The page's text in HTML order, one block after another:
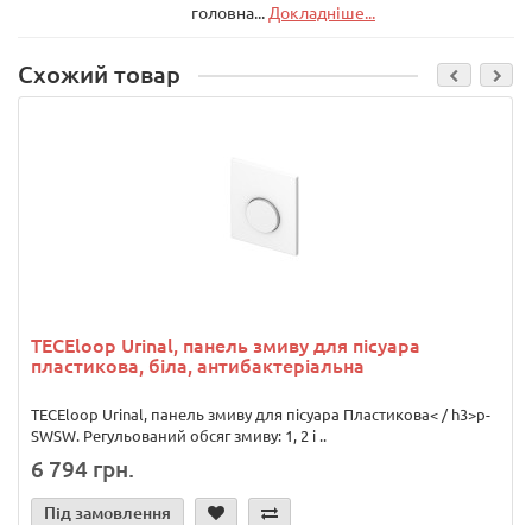
головна... Докладніше...
Схожий товар
TECEloop Urinal, панель змиву для пісуара
пластикова, біла, антибактеріальна
TECEloop Urinal, панель змиву для пісуара Пластикова< / h3>p-
SWSW. Регульований обсяг змиву: 1, 2 і ..
6 794 грн.
Під замовлення